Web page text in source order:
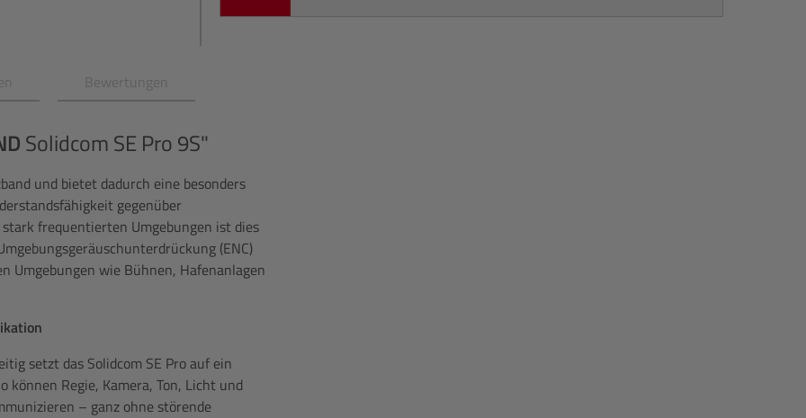
Bewertungen
Solidcom SE Pro 9S"
und bietet dadurch eine besonders
gegenüber
frequentierten Umgebungen ist dies
(ENC)
Umgebungen wie Bühnen, Hafenanlagen
setzt das Solidcom SE Pro auf ein
Regie, Kamera, Ton, Licht und
– ganz ohne störende